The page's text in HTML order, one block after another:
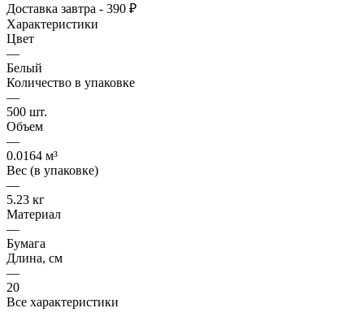
Доставка завтра - 390 ₽
Характеристики
Цвет
—
Белый
Количество в упаковке
—
500 шт.
Объем
—
0.0164 м³
Вес (в упаковке)
—
5.23 кг
Материал
—
Бумага
Длина, см
—
20
Все характеристики